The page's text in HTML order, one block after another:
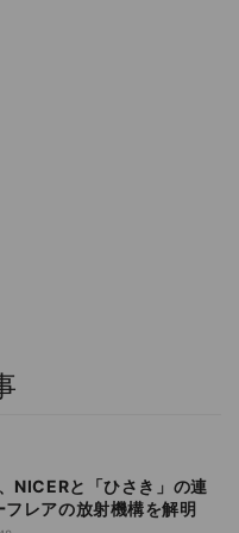
フレアの放射機構を解明